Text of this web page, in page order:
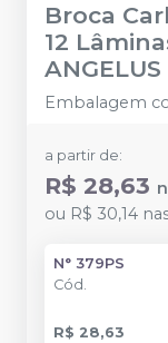
Broca
12
ANGELUS
Embalagem
a partir de:
R$ 28,63
ou R$ 30,14
N° 379PS
Cód.
R$ 28,63